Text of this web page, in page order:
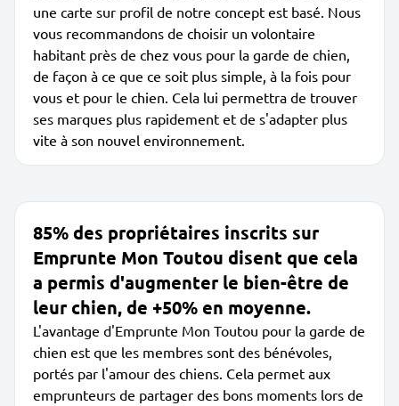
une carte sur profil de notre concept est basé. Nous
vous recommandons de choisir un volontaire
habitant près de chez vous pour la garde de chien,
de façon à ce que ce soit plus simple, à la fois pour
vous et pour le chien. Cela lui permettra de trouver
ses marques plus rapidement et de s'adapter plus
vite à son nouvel environnement.
85% des propriétaires inscrits sur
Emprunte Mon Toutou disent que cela
a permis d'augmenter le bien-être de
leur chien, de +50% en moyenne.
L'avantage d'Emprunte Mon Toutou pour la garde de
chien est que les membres sont des bénévoles,
portés par l'amour des chiens. Cela permet aux
emprunteurs de partager des bons moments lors de